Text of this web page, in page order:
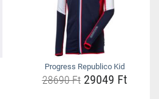
Progress Republico Kid
28690 Ft29049 Ft